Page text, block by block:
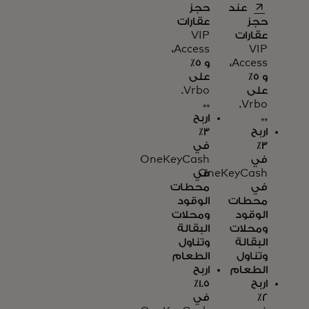
opens in a new tab
عند
حجز
عقارات
VIP
Access،
و 5٪
على
Vrbo.
**
اربح
3٪
في
OneKeyCash
في
محطات
الوقود
ومحلات
البقالة
وتناول
الطعام
اربح
2٪
حجز
عقارات
VIP
Access،
و 5٪
على
Vrbo.
**
اربح
3٪
في
OneKeyCash
في
محطات
الوقود
ومحلات
البقالة
وتناول
الطعام
اربح
1.5٪
في